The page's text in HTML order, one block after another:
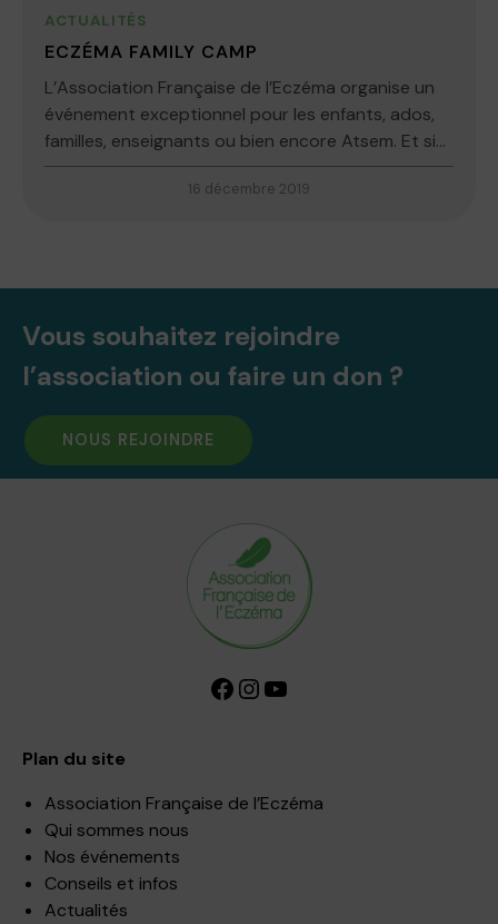
ACTUALITÉS
ECZÉMA FAMILY CAMP
L’Association Française de l’Eczéma organise un
événement exceptionnel pour les enfants, ados,
familles, enseignants ou bien encore Atsem. Et si...
16 décembre 2019
Vous souhaitez rejoindre
l’association ou faire un don ?
NOUS REJOINDRE
Facebook InstagramYouTube
Plan du site
Association Française de l’Eczéma
Qui sommes nous
Nos événements
Conseils et infos
Actualités